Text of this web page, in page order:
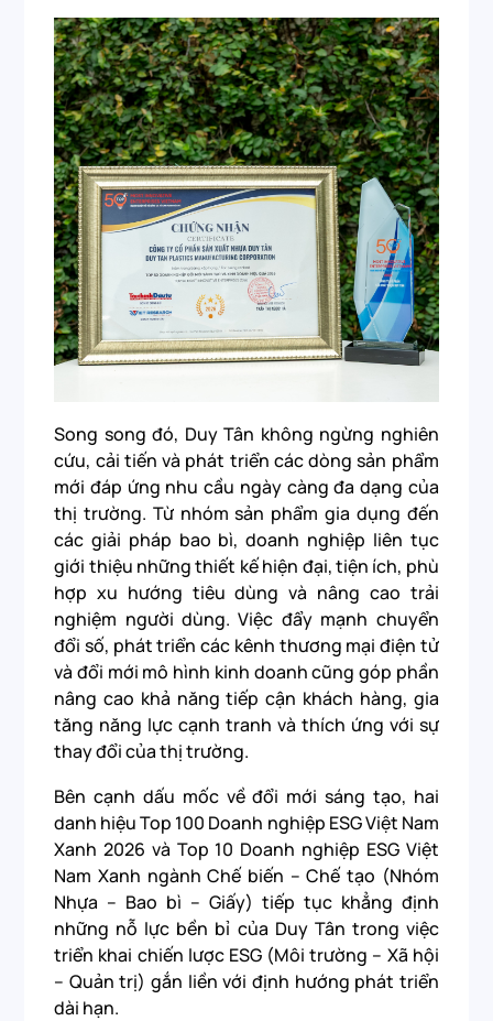
Song song đó, Duy Tân không ngừng nghiên
cứu, cải tiến và phát triển các dòng sản phẩm
mới đáp ứng nhu cầu ngày càng đa dạng của
thị trường. Từ nhóm sản phẩm gia dụng đến
các giải pháp bao bì, doanh nghiệp liên tục
giới thiệu những thiết kế hiện đại, tiện ích, phù
hợp xu hướng tiêu dùng và nâng cao trải
nghiệm người dùng. Việc đẩy mạnh chuyển
đổi số, phát triển các kênh thương mại điện tử
và đổi mới mô hình kinh doanh cũng góp phần
nâng cao khả năng tiếp cận khách hàng, gia
tăng năng lực cạnh tranh và thích ứng với sự
thay đổi của thị trường.
Bên cạnh dấu mốc về đổi mới sáng tạo, hai
danh hiệu Top 100 Doanh nghiệp ESG Việt Nam
Xanh 2026 và Top 10 Doanh nghiệp ESG Việt
Nam Xanh ngành Chế biến – Chế tạo (Nhóm
Nhựa – Bao bì – Giấy) tiếp tục khẳng định
những nỗ lực bền bỉ của Duy Tân trong việc
triển khai chiến lược ESG (Môi trường – Xã hội
– Quản trị) gắn liền với định hướng phát triển
dài hạn.